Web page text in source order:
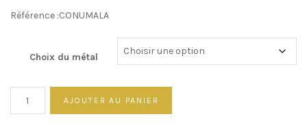
Référence :CONUMALA
Choix du métal
AJOUTER AU PANIER